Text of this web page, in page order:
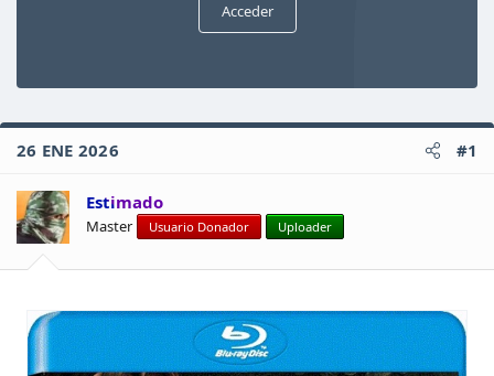
Acceder
26 ENE 2026 #1
Estimado
Master Usuario Donador Uploader